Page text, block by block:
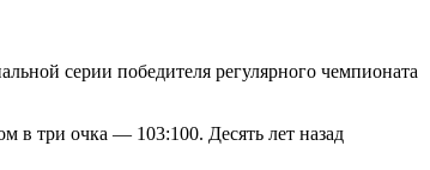
серии победителя регулярного чемпионата
в три очка — 103:100. Десять лет назад